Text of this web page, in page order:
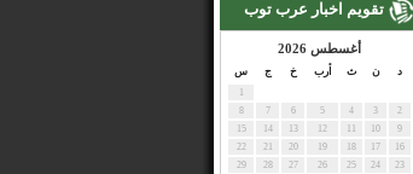
تقويم اخبار عرب توب
أغسطس 2026
د ن ث أرب خ ج س
2
3
4
5
6
7
8
9
10
12
13
14
15
16
17
18
19
20
21
22
23
24
25
26
27
28
29